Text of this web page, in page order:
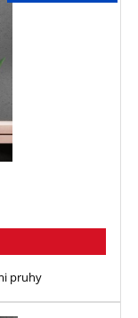
pruhy